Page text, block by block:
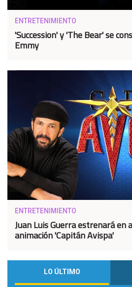
ENTRETENIMIENTO
'Succession' y 'The Bear' se
Emmy
ENTRETENIMIENTO
Juan Luis Guerra estrenará en
animación 'Capitán Avispa'
LO ÚLTIMO